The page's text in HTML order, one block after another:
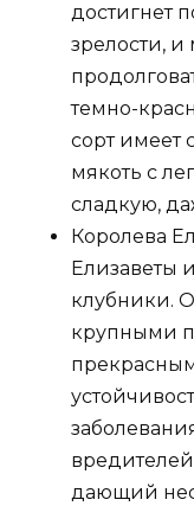
достигнет
зрелости, и
темно-
сорт имеет
мякоть с
сладкую,
Королева
Елизаветы
клубники.
крупными
дающий